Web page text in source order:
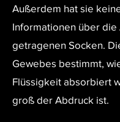
Außerdem hat sie
Informationen über die
getragenen Socken.
Gewebes bestimmt,
Flüssigkeit absorbiert
groß der Abdruck ist.